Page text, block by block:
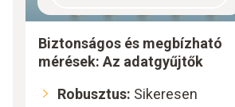
Biztonságos és megbízható
mérések: Az adatgyűjtők
Robusztus: Sikeresen